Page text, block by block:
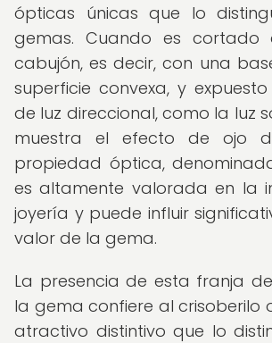
ópticas únicas que lo
gemas. Cuando es
cabujón, es decir, con una
superficie convexa, y
de luz direccional, como la luz
muestra el efecto de ojo
propiedad óptica,
es altamente valorada en la
joyería y puede influir
valor de la gema.
La presencia de esta franja
la gema confiere al crisoberilo
atractivo distintivo que lo